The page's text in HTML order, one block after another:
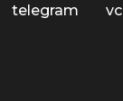
vc
telegram